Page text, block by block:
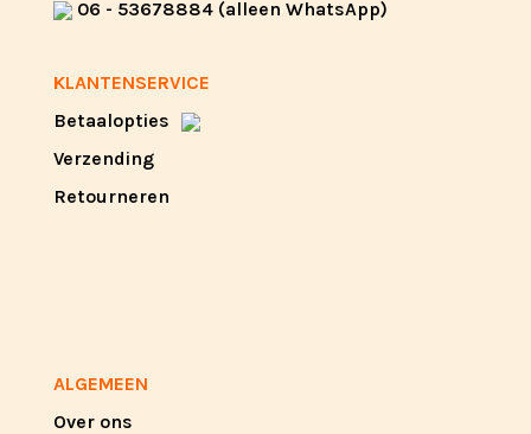
06 - 53678884 (alleen WhatsApp)
KLANTENSERVICE
Betaalopties
Verzending
Retourneren
ALGEMEEN
Over ons